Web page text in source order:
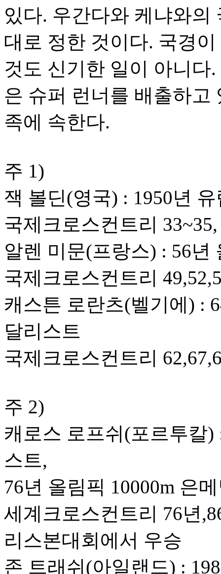
있다. 우간다와 케냐와의
대로 정한 것이다. 국경
것도 신기한 일이 아니다
은 슈퍼 런너를 배출하고
족에 속한다.
주 1)
잭 볼딘(영국) : 1950년
국제크로스컨트리
알렌 미문(프랑스) : 56
국제크로스컨트리
캐스튼 로란츠(벨기에) :
달리스트
국제크로스컨트리
주 2)
캐로스 로프쉬(포르투칼
스트,
76년 올림픽 10000m 은
세계크로스컨트리 76년
리스본대회에서 우승
존 트래쉬(아일랜드) :